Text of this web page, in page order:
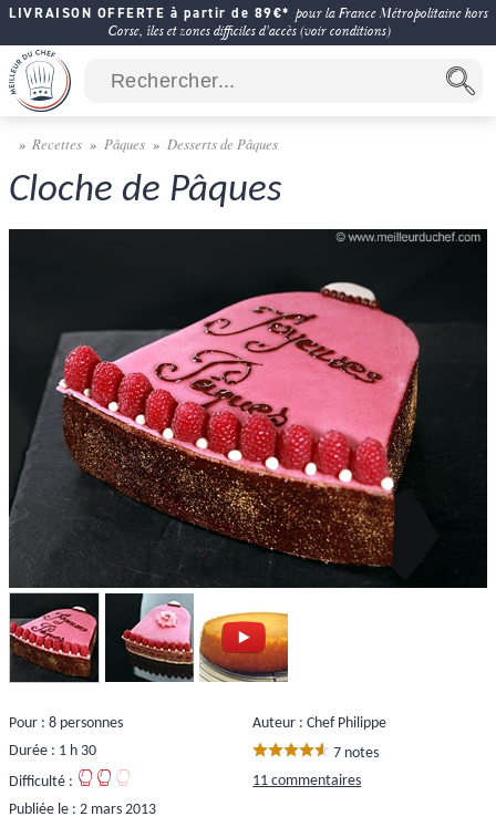
LIVRAISON OFFERTE à partir de 89€* pour la France Métropolitaine hors
Corse, îles et zones difficiles d'accès (voir conditions)
Recettes Pâques Desserts de Pâques
Cloche de Pâques
Pour : 8 personnes
Durée : 1 h 30
Difficulté :
Publiée le : 2 mars 2013
Auteur : Chef Philippe
7 notes
11 commentaires